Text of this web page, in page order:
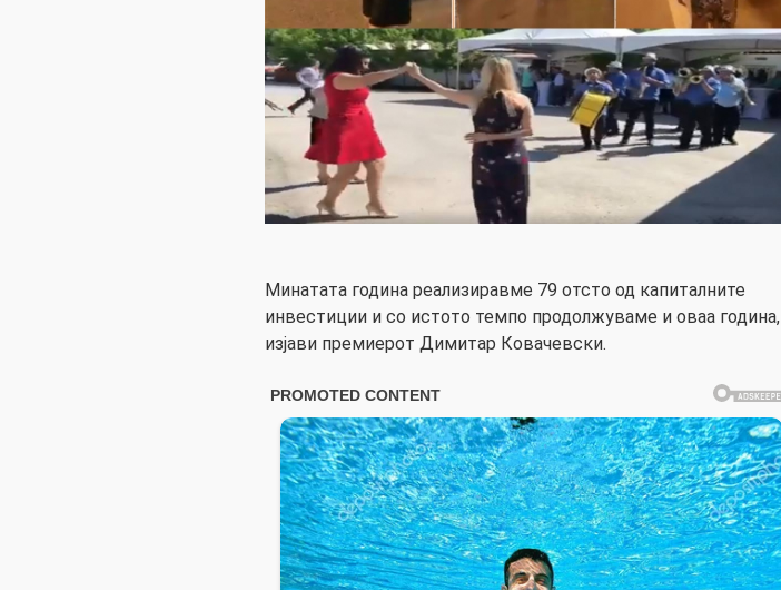
Минатата година реализиравме 79 отсто од капиталните
инвестиции и со истото темпо продолжуваме и оваа година,
изјави премиерот Димитар Ковачевски.